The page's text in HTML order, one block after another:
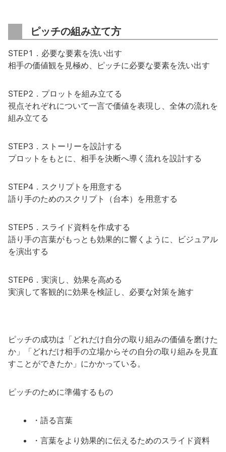
ピッチの組み立て方
STEP1．必要な要素を洗い出す
相手の価値観を見極め、ピッチに必要な要素を洗い出す
STEP2．プロットを組み立てる
視点それぞれについて一言で価値を表現し、全体の流れを
組み立てる
STEP3．ストーリーを設計する
プロットをもとに、相手を決断へ導く流れを設計する
STEP4．スクリプトを用意する
語り手のためのスクリプト（台本）を用意する
STEP5．スライド資料を作成する
語り手の言葉がもっとも効果的に響くように、ビジュアル
を演出する
STEP6．実演し、効果を高める
実演して客観的に効果を検証し、必要な対策を施す
ピッチの成功は「どれだけ自分の取り組みの価値を磨けた
か」「どれだけ相手の立場からその自分の取り組みを見直
すことができたか」にかかっている。
ピッチのために準備するもの
・語る言葉
・言葉をより効果的に伝えるためのスライド資料